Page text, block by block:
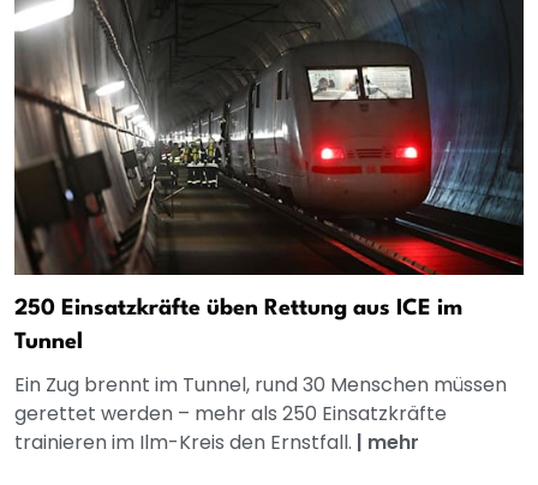
250 Einsatzkräfte üben Rettung aus ICE im
Tunnel
Ein Zug brennt im Tunnel, rund 30 Menschen müssen
gerettet werden – mehr als 250 Einsatzkräfte
trainieren im Ilm-Kreis den Ernstfall. | mehr